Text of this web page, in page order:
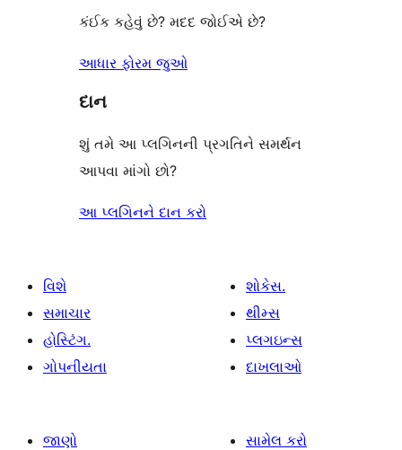
કંઈક કહેવું છે? મદદ જોઈએ છે?
આધાર ફોરમ જુઓ
દાન
શું તમે આ પ્લગિનની પ્રગતિને સમર્થન
આપવા માંગો છો?
આ પ્લગિનને દાન કરો
વિશે
સમાચાર
હોસ્ટિંગ.
ગોપનીયતા
શોકેસ.
થીમ્સ
પ્લગઇન્સ
દાખલાઓ
જાણો
સામેલ કરો